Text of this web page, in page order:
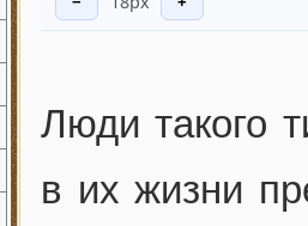
Люди такого
в их жизни